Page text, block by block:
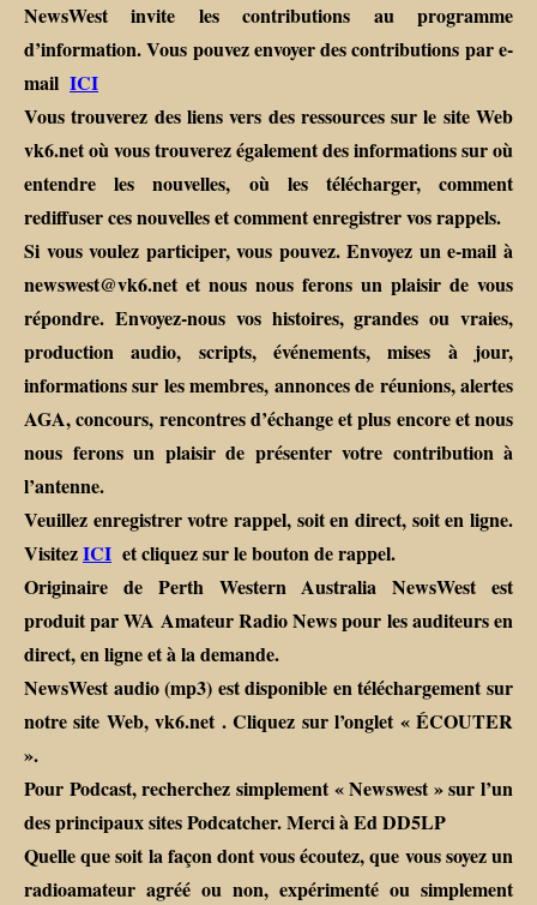
NewsWest invite les contributions au programme
d’information. Vous pouvez envoyer des contributions par e-
mail ICI
Vous trouverez des liens vers des ressources sur le site Web
vk6.net où vous trouverez également des informations sur où
entendre les nouvelles, où les télécharger, comment
rediffuser ces nouvelles et comment enregistrer vos rappels.
Si vous voulez participer, vous pouvez. Envoyez un e-mail à
newswest@vk6.net et nous nous ferons un plaisir de vous
répondre. Envoyez-nous vos histoires, grandes ou vraies,
production audio, scripts, événements, mises à jour,
informations sur les membres, annonces de réunions, alertes
AGA, concours, rencontres d’échange et plus encore et nous
nous ferons un plaisir de présenter votre contribution à
l’antenne.
Veuillez enregistrer votre rappel, soit en direct, soit en ligne.
VisitezICI et cliquez sur le bouton de rappel.
Originaire de Perth Western Australia NewsWest est
produit par WA Amateur Radio News pour les auditeurs en
direct, en ligne et à la demande.
NewsWest audio (mp3) est disponible en téléchargement sur
notre site Web, vk6.net . Cliquez sur l’onglet « ÉCOUTER
».
Pour Podcast, recherchez simplement « Newswest » sur l’un
des principaux sites Podcatcher. Merci à Ed DD5LP
Quelle que soit la façon dont vous écoutez, que vous soyez un
radioamateur agréé ou non, expérimenté ou simplement